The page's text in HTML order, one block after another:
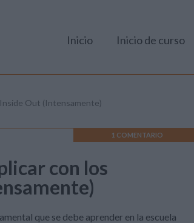
Inicio Inicio de curso
Out (Intensamente)
1 COMENTARIO
con los
que se debe aprender en la escuela